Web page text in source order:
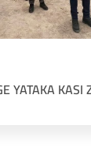
YATAKA KASI